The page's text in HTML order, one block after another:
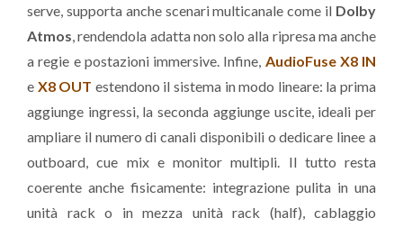
serve, supporta anche scenari multicanale come il Dolby
Atmos, rendendola adatta non solo alla ripresa ma anche
a regie e postazioni immersive. Infine, AudioFuse X8 IN
e X8 OUT estendono il sistema in modo lineare: la prima
aggiunge ingressi, la seconda aggiunge uscite, ideali per
ampliare il numero di canali disponibili o dedicare linee a
outboard, cue mix e monitor multipli. Il tutto resta
coerente anche fisicamente: integrazione pulita in una
unità rack o in mezza unità rack (half), cablaggio